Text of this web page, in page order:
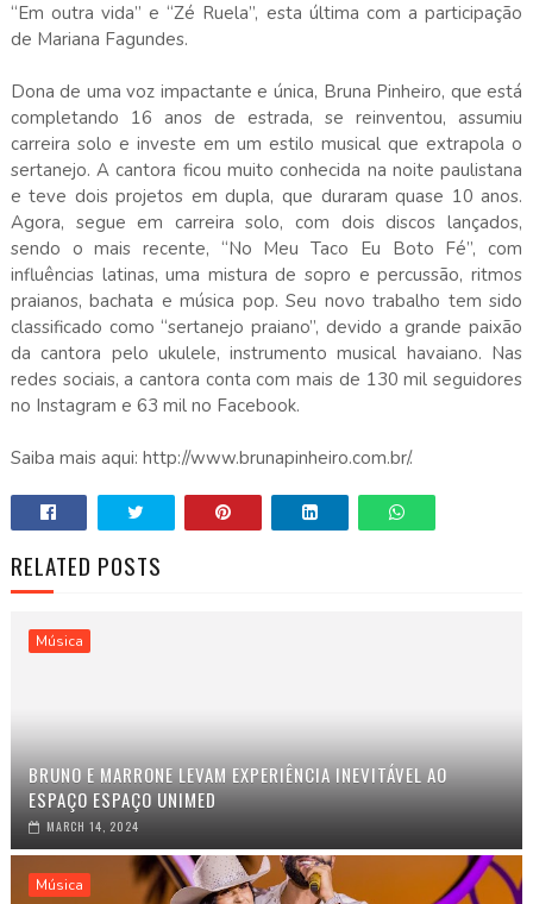
“Em outra vida” e “Zé Ruela”, esta última com a participação
de Mariana Fagundes.
Dona de uma voz impactante e única, Bruna Pinheiro, que está
completando 16 anos de estrada, se reinventou, assumiu
carreira solo e investe em um estilo musical que extrapola o
sertanejo. A cantora ficou muito conhecida na noite paulistana
e teve dois projetos em dupla, que duraram quase 10 anos.
Agora, segue em carreira solo, com dois discos lançados,
sendo o mais recente, “No Meu Taco Eu Boto Fé”, com
influências latinas, uma mistura de sopro e percussão, ritmos
praianos, bachata e música pop. Seu novo trabalho tem sido
classificado como “sertanejo praiano”, devido a grande paixão
da cantora pelo ukulele, instrumento musical havaiano. Nas
redes sociais, a cantora conta com mais de 130 mil seguidores
no Instagram e 63 mil no Facebook.
Saiba mais aqui: http://www.brunapinheiro.com.br/.
RELATED POSTS
Música
BRUNO E MARRONE LEVAM EXPERIÊNCIA INEVITÁVEL AO
ESPAÇO ESPAÇO UNIMED
MARCH 14, 2024
Música